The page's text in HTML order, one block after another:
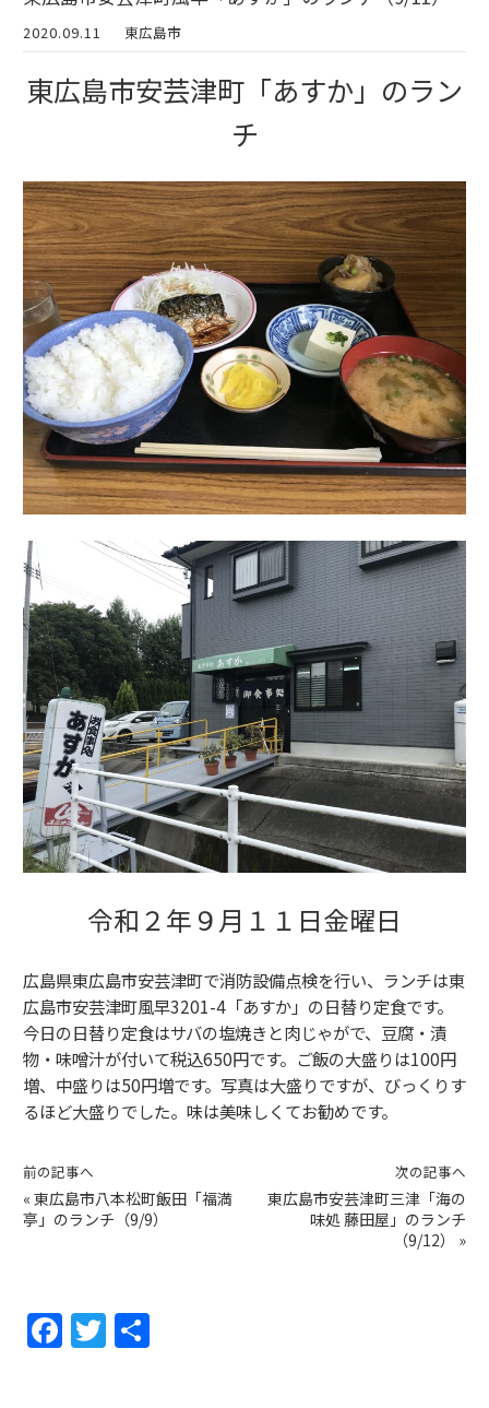
2020.09.11 東広島市
東広島市安芸津町「あすか」のラン
チ
令和２年９月１１日金曜日
広島県東広島市安芸津町で消防設備点検を行い、ランチは東
広島市安芸津町風早3201-4「あすか」の日替り定食です。
今日の日替り定食はサバの塩焼きと肉じゃがで、豆腐・漬
物・味噌汁が付いて税込650円です。ご飯の大盛りは100円
増、中盛りは50円増です。写真は大盛りですが、びっくりす
るほど大盛りでした。味は美味しくてお勧めです。
前の記事へ
« 東広島市八本松町飯田「福満
亭」のランチ（9/9）
次の記事へ
東広島市安芸津町三津「海の
味処 藤田屋」のランチ
（9/12）
»
F
a
T
w